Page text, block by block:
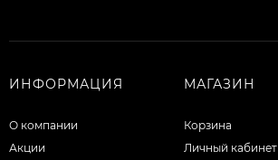
ИНФОРМАЦИЯ
О компании
Акции
МАГАЗИН
Корзина
Личный кабинет